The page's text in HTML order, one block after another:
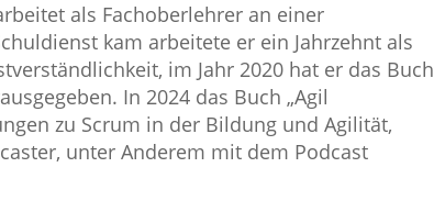
als Fachoberlehrer an einer
kam arbeitete er ein Jahrzehnt als
im Jahr 2020 hat er das Buch
In 2024 das Buch „Agil
zu Scrum in der Bildung und Agilität,
unter Anderem mit dem Podcast